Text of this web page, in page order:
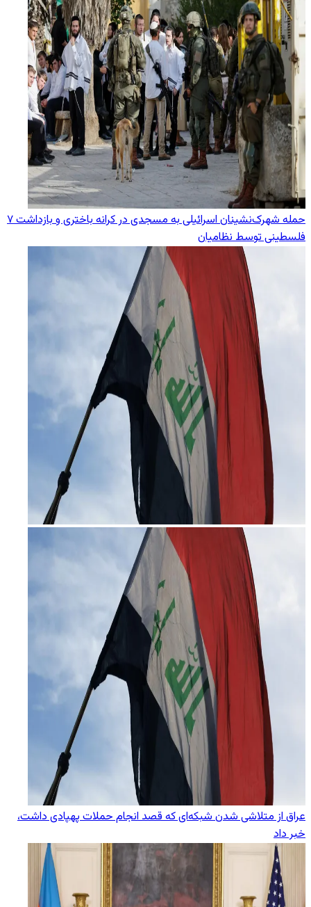
حمله شهرک‌نشینان اسرائیلی به مسجدی در کرانه باختری و بازداشت ۷
فلسطینی توسط نظامیان
عراق از متلاشی شدن شبکه‌ای که قصد انجام حملات پهپادی داشت،
خبر داد